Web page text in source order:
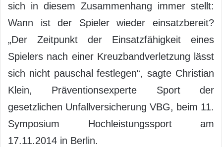
sich in diesem Zusammenhang immer stellt:
Wann ist der Spieler wieder einsatzbereit?
„Der Zeitpunkt der Einsatzfähigkeit eines
Spielers nach einer Kreuzbandverletzung lässt
sich nicht pauschal festlegen“, sagte Christian
Klein, Präventionsexperte Sport der
gesetzlichen Unfallversicherung VBG, beim 11.
Symposium Hochleistungssport am
17.11.2014 in Berlin.